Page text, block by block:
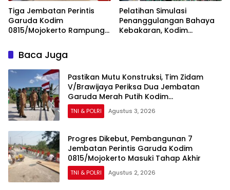
Tiga Jembatan Perintis
Garuda Kodim
0815/Mojokerto Rampung
dan Kesejahteraan Warga
Pelatihan Simulasi
Penanggulangan Bahaya
Kebakaran, Kodim
Baca Juga
Pastikan Mutu Konstruksi, Tim Zidam
V/Brawijaya Periksa Dua Jembatan
Garuda Merah Putih Kodim
0815/Mojokerto
TNI & POLRI Agustus 3, 2026
Progres Dikebut, Pembangunan 7
Jembatan Perintis Garuda Kodim
0815/Mojokerto Masuki Tahap Akhir
TNI & POLRI Agustus 2, 2026